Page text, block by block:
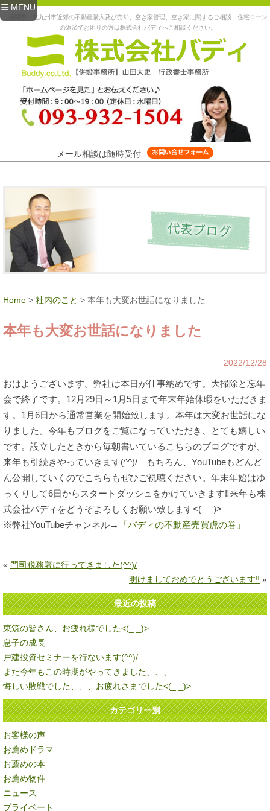
MENU
福岡県、北九州市近郊の不動産購入及び売却、空き家管理、空き家に関するご相談、住宅ローン
の返済でお困りの方は株式会社バディへご相談ください。
メール相談は随時受付
Home > 社内のこと > 本年も大変お世話になりました
本年も大変お世話になりました
2022/12/28
おはようございます。弊社は本日が仕事納めです。大掃除と忘年
会で終了です。12月29日～1月5日まで年末年始休暇をいただきま
す。1月6日から通常営業を開始致します。本年は大変お世話にな
りました。今年もブログをご覧になっていただき、とても嬉しい
です。設立したときから毎朝書いているこちらのブログですが、
来年も引続きやっていきます(^^)/ もちろん、YouTubeもどんど
ん公開していくのでこちらもぜひご視聴ください。年末年始はゆ
っくりして6日からスタートダッシュをかけていきます‼来年も株
式会社バディをどうぞよろしくお願い致します<(_ _)>
※弊社YouTubeチャンネル→
「バディの不動産売買虎の巻」
« 門司税務署に行ってきました(^^)/
明けましておめでとうございます‼ »
最近の投稿
東筑の皆さん、お疲れ様でした<(_ _)>
息子の成長
戸建投資セミナーを行ないます(^^)/
また今年もこの時期がやってきました、、、
悔しい敗戦でした、、、お疲れさまでした<(_ _)>
カテゴリー別
お客様の声
お薦めドラマ
お薦めの本
お薦め物件
ニュース
プライベート